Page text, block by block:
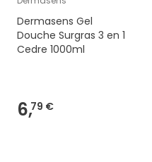
Dermasens Gel
Douche Surgras 3 en 1
Cedre 1000ml
6,79 €